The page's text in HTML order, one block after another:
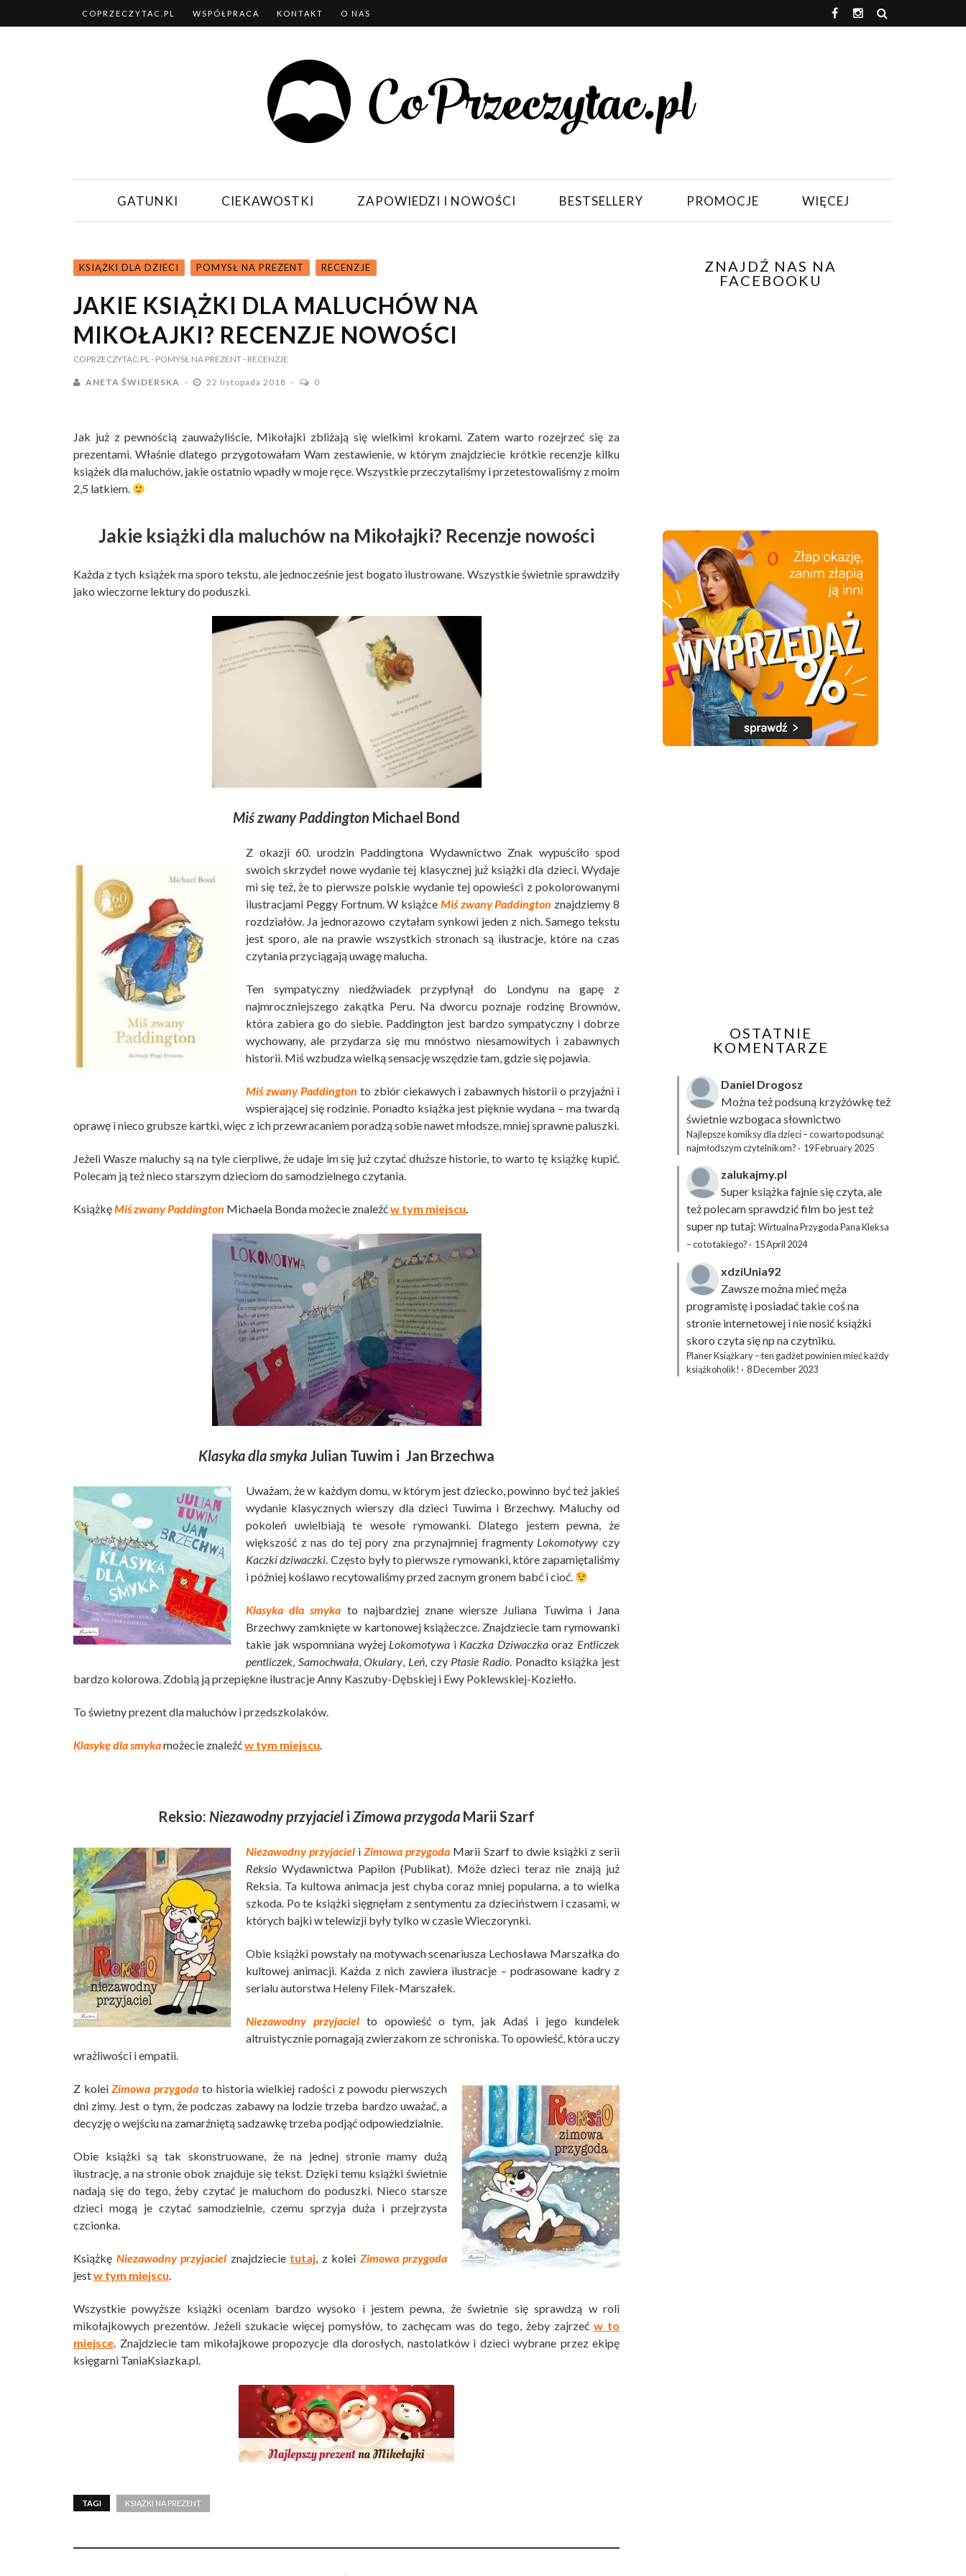
COPRZECZYTAC.PL WSPÓŁPRACA KONTAKT O NAS
GATUNKI CIEKAWOSTKI ZAPOWIEDZI I NOWOŚCI BESTSELLERY PROMOCJE WIĘCEJ
KSIĄŻKI DLA DZIECI POMYSŁ NA PREZENT RECENZJE
JAKIE KSIĄŻKI DLA MALUCHÓW NA
MIKOŁAJKI? RECENZJE NOWOŚCI
COPRZECZYTAC.PL- POMYSŁ NA PREZENT- RECENZJE
ANETA ŚWIDERSKA 22 listopada 2018 0
Jak już z pewnością zauważyliście, Mikołajki zbliżają się wielkimi krokami. Zatem warto rozejrzeć się za
prezentami. Właśnie dlatego przygotowałam Wam zestawienie, w którym znajdziecie krótkie recenzje kilku
książek dla maluchów, jakie ostatnio wpadły w moje ręce. Wszystkie przeczytaliśmy i przetestowaliśmy z moim
2,5 latkiem.
Jakie książki dla maluchów na Mikołajki? Recenzje nowości
Każda z tych książek ma sporo tekstu, ale jednocześnie jest bogato ilustrowane. Wszystkie świetnie sprawdziły
jako wieczorne lektury do poduszki.
Miś zwany Paddington Michael Bond
Z okazji 60. urodzin Paddingtona Wydawnictwo Znak wypuściło spod
swoich skrzydeł nowe wydanie tej klasycznej już książki dla dzieci. Wydaje
mi się też, że to pierwsze polskie wydanie tej opowieści z pokolorowanymi
ilustracjami Peggy Fortnum. W książce Miś zwany Paddington znajdziemy 8
rozdziałów. Ja jednorazowo czytałam synkowi jeden z nich. Samego tekstu
jest sporo, ale na prawie wszystkich stronach są ilustracje, które na czas
czytania przyciągają uwagę malucha.
Ten sympatyczny niedźwiadek przypłynął do Londynu na gapę z
najmroczniejszego zakątka Peru. Na dworcu poznaje rodzinę Brownów,
która zabiera go do siebie. Paddington jest bardzo sympatyczny i dobrze
wychowany, ale przydarza się mu mnóstwo niesamowitych i zabawnych
historii. Miś wzbudza wielką sensację wszędzie tam, gdzie się pojawia.
Miś zwany Paddington to zbiór ciekawych i zabawnych historii o przyjaźni i
wspierającej się rodzinie. Ponadto książka jest pięknie wydana – ma twardą
oprawę i nieco grubsze kartki, więc z ich przewracaniem poradzą sobie nawet młodsze, mniej sprawne paluszki.
Jeżeli Wasze maluchy są na tyle cierpliwe, że udaje im się już czytać dłuższe historie, to warto tę książkę kupić.
Polecam ją też nieco starszym dzieciom do samodzielnego czytania.
KsiążkęMiś zwany Paddington Michaela Bonda możecie znaleźćw tym miejscu.
Klasyka dla smyka Julian Tuwim i Jan Brzechwa
Uważam, że w każdym domu, w którym jest dziecko, powinno być też jakieś
wydanie klasycznych wierszy dla dzieci Tuwima i Brzechwy. Maluchy od
pokoleń uwielbiają te wesołe rymowanki. Dlatego jestem pewna, że
większość z nas do tej pory zna przynajmniej fragmenty Lokomotywy czy
Kaczki dziwaczki. Często były to pierwsze rymowanki, które zapamiętaliśmy
i później koślawo recytowaliśmy przed zacnym gronem babć i cioć.
Klasyka dla smyka to najbardziej znane wiersze Juliana Tuwima i Jana
Brzechwy zamknięte w kartonowej książeczce. Znajdziecie tam rymowanki
takie jak wspomniana wyżej Lokomotywa i Kaczka Dziwaczkaoraz Entliczek
pentliczek, Samochwała,Okulary, Leń, czy Ptasie Radio. Ponadto książka jest
bardzo kolorowa. Zdobią ją przepiękne ilustracje Anny Kaszuby-Dębskiej i Ewy Poklewskiej-Koziełło.
To świetny prezent dla maluchów i przedszkolaków.
Klasykę dla smykamożecie znaleźćw tym miejscu.
Reksio: Niezawodny przyjaciel i Zimowa przygoda Marii Szarf
Niezawodny przyjaciel iZimowa przygoda Marii Szarf to dwie książki z serii
Reksio Wydawnictwa Papilon (Publikat). Może dzieci teraz nie znają już
Reksia. Ta kultowa animacja jest chyba coraz mniej popularna, a to wielka
szkoda. Po te książki sięgnęłam z sentymentu za dzieciństwem i czasami, w
których bajki w telewizji były tylko w czasie Wieczorynki.
Obie książki powstały na motywach scenariusza Lechosława Marszałka do
kultowej animacji. Każda z nich zawiera ilustracje – podrasowane kadry z
serialu autorstwa Heleny Filek-Marszałek.
Niezawodny przyjaciel to opowieść o tym, jak Adaś i jego kundelek
altruistycznie pomagają zwierzakom ze schroniska. To opowieść, która uczy
wrażliwości i empatii.
Z koleiZimowa przygoda to historia wielkiej radości z powodu pierwszych
dni zimy. Jest o tym, że podczas zabawy na lodzie trzeba bardzo uważać, a
decyzję o wejściu na zamarźniętą sadzawkę trzeba podjąć odpowiedzialnie.
Obie książki są tak skonstruowane, że na jednej stronie mamy dużą
ilustrację, a na stronie obok znajduje się tekst. Dzięki temu książki świetnie
nadają się do tego, żeby czytać je maluchom do poduszki. Nieco starsze
dzieci mogą je czytać samodzielnie, czemu sprzyja duża i przejrzysta
czcionka.
Książkę Niezawodny przyjaciel znajdziecie tutaj, z kolei Zimowa przygoda
jestw tym miejscu.
Wszystkie powyższe książki oceniam bardzo wysoko i jestem pewna, że świetnie się sprawdzą w roli
mikołajkowych prezentów. Jeżeli szukacie więcej pomysłów, to zachęcam was do tego, żeby zajrzeć w to
miejsce. Znajdziecie tam mikołajkowe propozycje dla dorosłych, nastolatków i dzieci wybrane przez ekipę
księgarni TaniaKsiazka.pl.
TAGI KSIĄŻKI NA PREZENT
ZNAJDŹ NAS NA
FACEBOOKU
OSTATNIE
KOMENTARZE
Daniel Drogosz
Można też podsuną krzyżówkęteż
świetnie wzbogaca słownictwo
Najlepsze komiksy dla dzieci – co warto podsunąć
najmłodszym czytelnikom? · 19 February 2025
zalukajmy.pl
Super książka fajnie się czyta, ale
też polecam sprawdzić film bo jest też
super np tutaj: Wirtualna Przygoda Pana Kleksa
– co to takiego? · 15 April 2024
xdziUnia92
Zawsze można mieć męża
programistę i posiadać takie coś na
stronie internetowej i nie nosić książki
skoro czyta się np na czytniku.
Planer Książkary – ten gadżet powinien mieć każdy
książkoholik! · 8 December 2023